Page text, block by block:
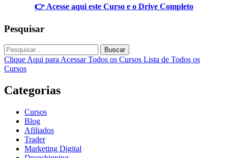
👉 Acesse aqui este Curso e o Drive Completo
Pesquisar
Buscar
Clique Aqui para Acessar Todos os Cursos Lista de Todos os
Cursos
Categorias
Cursos
Blog
Afiliados
Trader
Marketing Digital